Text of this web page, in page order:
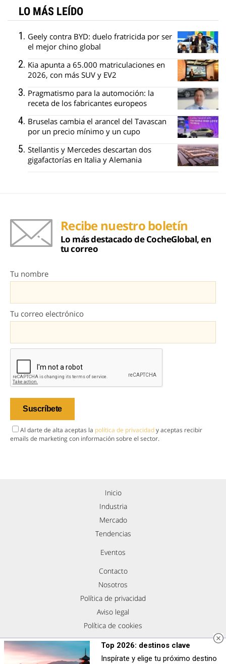
LO MÁS LEÍDO
Geely contra BYD: duelo fratricida por ser
el mejor chino global
Kia apunta a 65.000 matriculaciones en
2026, con más SUV y EV2
Pragmatismo para la automoción: la
receta de los fabricantes europeos
Bruselas cambia el arancel del Tavascan
por un precio mínimo y un cupo
Stellantis y Mercedes descartan dos
gigafactorías en Italia y Alemania
Recibe nuestro boletín
Lo más destacado de CocheGlobal, en
tu correo
Tu nombre
Tu correo electrónico
Al darte de alta aceptas la política de privacidady aceptas recibir
emails de marketing con información sobre el sector.
Inicio
Industria
Mercado
Tendencias
Eventos
Contacto
Nosotros
Política de privacidad
Aviso legal
Política de cookies
Síguenos
Top 2026: destinos clave
Inspírate y elige tu próximo destino